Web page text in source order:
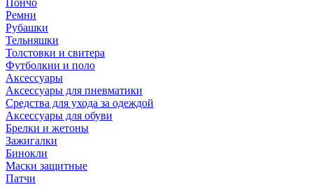
Пончо
Ремни
Рубашки
Тельняшки
Толстовки и свитера
Футболкии и поло
Аксессуары
Аксессуары для пневматики
Средства для ухода за одеждой
Аксессуары для обуви
Брелки и жетоны
Зажигалки
Бинокли
Маски защитные
Патчи